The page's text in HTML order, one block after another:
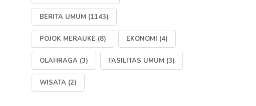
BERITA UMUM (1143)
POJOK MERAUKE (8) EKONOMI (4)
OLAHRAGA (3) FASILITAS UMUM (3)
WISATA (2)